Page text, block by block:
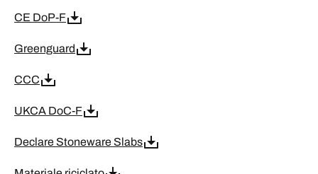
CE DoP-F
Greenguard
CCC
UKCA DoC-F
Declare Stoneware Slabs